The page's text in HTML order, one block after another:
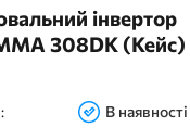
інвертор
308DK (Кейс)
В наявності